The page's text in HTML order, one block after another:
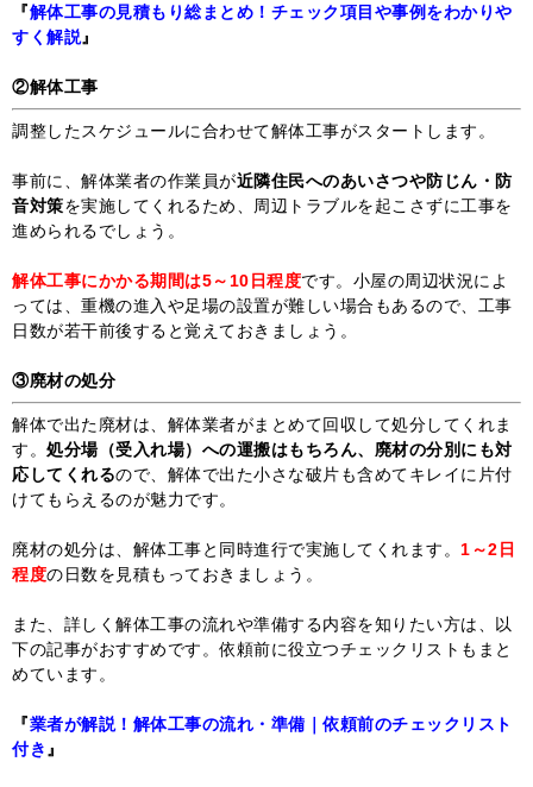
『解体工事の見積もり総まとめ！チェック項目や事例をわかりや
すく解説』
②解体工事
調整したスケジュールに合わせて解体工事がスタートします。
事前に、解体業者の作業員が近隣住民へのあいさつや防じん・防
音対策を実施してくれるため、周辺トラブルを起こさずに工事を
進められるでしょう。
解体工事にかかる期間は5～10日程度です。小屋の周辺状況によ
っては、重機の進入や足場の設置が難しい場合もあるので、工事
日数が若干前後すると覚えておきましょう。
③廃材の処分
解体で出た廃材は、解体業者がまとめて回収して処分してくれま
す。 処分場（受入れ場）への運搬はもちろん、廃材の分別にも対
応してくれるので、解体で出た小さな破片も含めてキレイに片付
けてもらえるのが魅力です。
廃材の処分は、解体工事と同時進行で実施してくれます。 1～2日
程度の日数を見積もっておきましょう。
また、詳しく解体工事の流れや準備する内容を知りたい方は、以
下の記事がおすすめです。依頼前に役立つチェックリストもまと
めています。
『業者が解説！解体工事の流れ・準備｜依頼前のチェックリスト
付き 』